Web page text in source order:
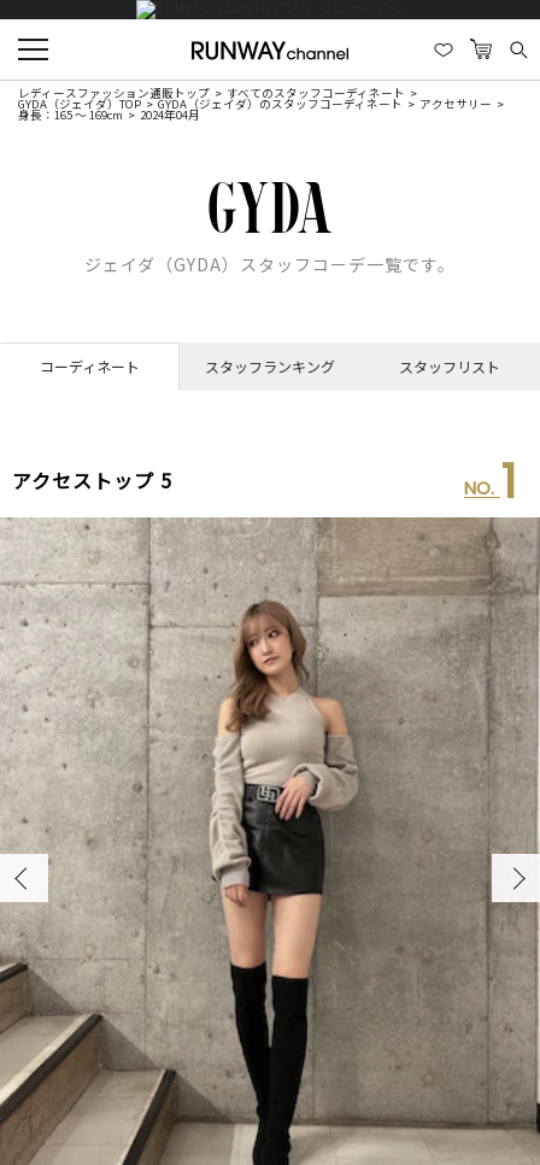
レディースファッション通販トップ すべてのスタッフコーディネート
GYDA（ジェイダ）TOP GYDA（ジェイダ）のスタッフコーディネート アクセサリー
身長：165 ～ 169cm 2024年04月
ジェイダ（GYDA）スタッフコーデ一覧です。
コーディネート スタッフランキング スタッフリスト
アクセストップ 5